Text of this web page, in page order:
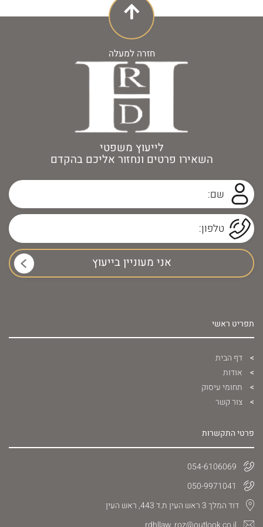
חזרה למעלה
לייעוץ משפטי
השאירו פרטים ונחזור אליכם בהקדם
תפריט ראשי
דף הבית
אודות
תחומי עיסוק
צור קשר
פרטי התקשרות
054-6106069
050-9971041
דוד המלך 3 ראש העין ת.ד 443, ראש העין